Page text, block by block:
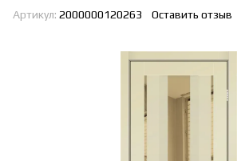
Артикул: 2000000120263 Оставить отзыв